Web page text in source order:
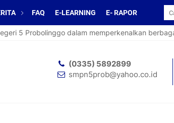
FAQ E-LEARNING E- RAPOR
5 Probolinggo dalam memperkenalkan
(0335) 5892899
smpn5prob@yahoo.co.id